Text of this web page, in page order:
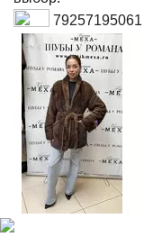
79257195061